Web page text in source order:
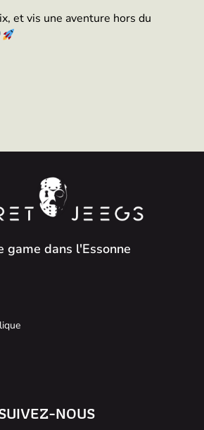
et vis une aventure hors du
game dans l'Essonne
NOUS